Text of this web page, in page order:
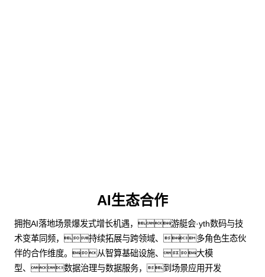
AI生态合作
拥抱AI落地场景爆发式增长机遇，游艇会·yth数码与技
术变革同频，持续拓展与跨领域、多角色生态伙
伴的合作维度。从智算基础设施、大模
型、数据治理与数据服务，到场景应用开发